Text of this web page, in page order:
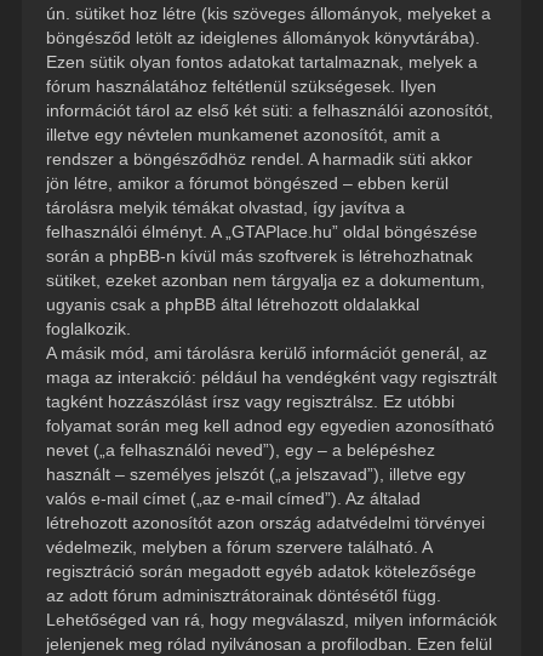
ún. sütiket hoz létre (kis szöveges állományok, melyeket a
böngésződ letölt az ideiglenes állományok könyvtárába).
Ezen sütik olyan fontos adatokat tartalmaznak, melyek a
fórum használatához feltétlenül szükségesek. Ilyen
információt tárol az első két süti: a felhasználói azonosítót,
illetve egy névtelen munkamenet azonosítót, amit a
rendszer a böngésződhöz rendel. A harmadik süti akkor
jön létre, amikor a fórumot böngészed – ebben kerül
tárolásra melyik témákat olvastad, így javítva a
felhasználói élményt. A „GTAPlace.hu” oldal böngészése
során a phpBB-n kívül más szoftverek is létrehozhatnak
sütiket, ezeket azonban nem tárgyalja ez a dokumentum,
ugyanis csak a phpBB által létrehozott oldalakkal
foglalkozik.
A másik mód, ami tárolásra kerülő információt generál, az
maga az interakció: például ha vendégként vagy regisztrált
tagként hozzászólást írsz vagy regisztrálsz. Ez utóbbi
folyamat során meg kell adnod egy egyedien azonosítható
nevet („a felhasználói neved”), egy – a belépéshez
használt – személyes jelszót („a jelszavad”), illetve egy
valós e-mail címet („az e-mail címed”). Az általad
létrehozott azonosítót azon ország adatvédelmi törvényei
védelmezik, melyben a fórum szervere található. A
regisztráció során megadott egyéb adatok kötelezősége
az adott fórum adminisztrátorainak döntésétől függ.
Lehetőséged van rá, hogy megválaszd, milyen információk
jelenjenek meg rólad nyilvánosan a profilodban. Ezen felül